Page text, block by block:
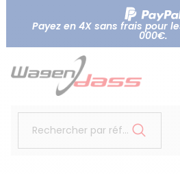
Payez en 4X sans frais pour
000€.
Rechercher par référence...